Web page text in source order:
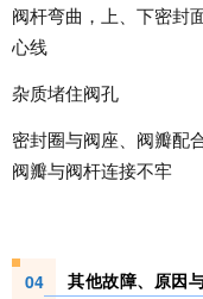
阀杆弯曲，上、下密封
心线
杂质堵住阀孔
密封圈与阀座、阀瓣配
阀瓣与阀杆连接不牢
04 其他故障、原因